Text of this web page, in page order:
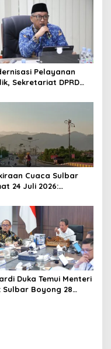
Pelayanan
Sekretariat DPRD
Aplikasi SIPAKDE
Cuaca Sulbar
24 Juli 2026:
Pesisir Cerah
Duka Temui Menteri
Sulbar Boyong 28